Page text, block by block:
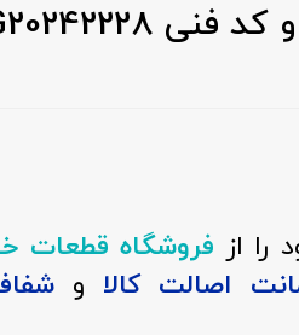
از فروشگاه قطعات
اصالت کالا و